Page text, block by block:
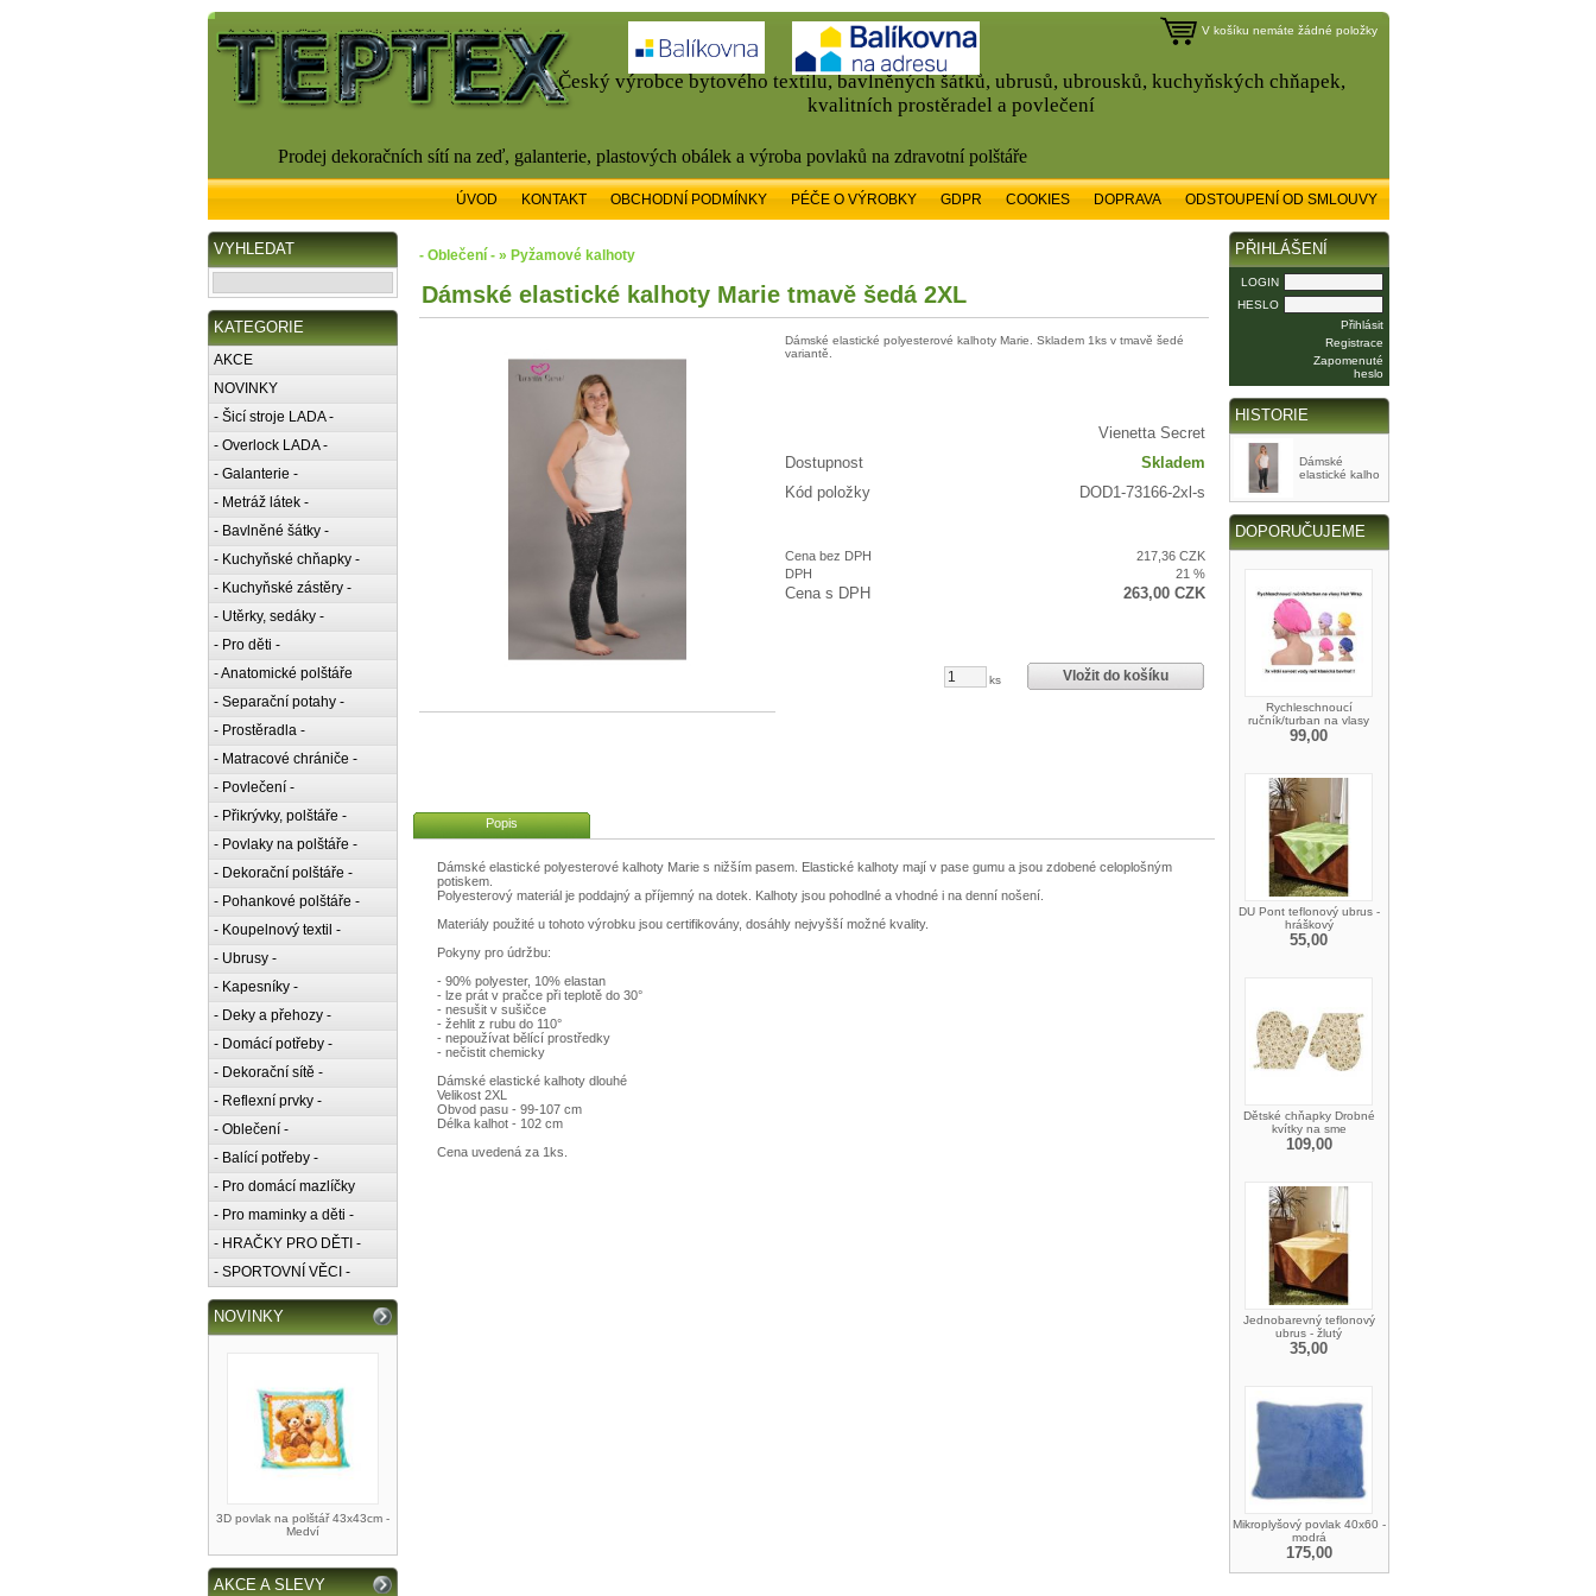
Český výrobce bytového textilu, bavlněných šátků, ubrusů, ubrousků, kuchyňských chňapek,
kvalitních prostěradel a povlečení
Prodej dekoračních sítí na zeď, galanterie, plastových obálek a výroba povlaků na zdravotní polštáře
V košíku nemáte žádné položky
ÚVOD KONTAKT OBCHODNÍ PODMÍNKY PÉČE O VÝROBKY GDPR COOKIES DOPRAVA ODSTOUPENÍ OD SMLOUVY
VYHLEDAT
KATEGORIE
AKCE
NOVINKY
- Šicí stroje LADA -
- Overlock LADA -
- Galanterie -
- Metráž látek -
- Bavlněné šátky -
- Kuchyňské chňapky -
- Kuchyňské zástěry -
- Utěrky, sedáky -
- Pro děti -
- Anatomické polštáře
- Separační potahy -
- Prostěradla -
- Matracové chrániče -
- Povlečení -
- Přikrývky, polštáře -
- Povlaky na polštáře -
- Dekorační polštáře -
- Pohankové polštáře -
- Koupelnový textil -
- Ubrusy -
- Kapesníky -
- Deky a přehozy -
- Domácí potřeby -
- Dekorační sítě -
- Reflexní prvky -
- Oblečení -
- Balící potřeby -
- Pro domácí mazlíčky
- Pro maminky a děti -
- HRAČKY PRO DĚTI -
- SPORTOVNÍ VĚCI -
NOVINKY
3D povlak na polštář 43x43cm -
Medví
AKCE A SLEVY
- Oblečení - » Pyžamové kalhoty
Dámské elastické kalhoty Marie tmavě šedá 2XL
Dámské elastické polyesterové kalhoty Marie. Skladem 1ks v tmavě šedé
variantě.
Vienetta Secret
Dostupnost
Skladem
Kód položky
DOD1-73166-2xl-s
Cena bez DPH
217,36 CZK
DPH
21 %
Cena s DPH 263,00 CZK
Vložit do košíku
ks
Popis
Dámské elastické polyesterové kalhoty Marie s nižším pasem. Elastické kalhoty mají v pase gumu a jsou zdobené celoplošným
potiskem.
Polyesterový materiál je poddajný a příjemný na dotek. Kalhoty jsou pohodlné a vhodné i na denní nošení.
Materiály použité u tohoto výrobku jsou certifikovány, dosáhly nejvyšší možné kvality.
Pokyny pro údržbu:
- 90% polyester, 10% elastan
- lze prát v pračce při teplotě do 30°
- nesušit v sušičce
- žehlit z rubu do 110°
- nepoužívat bělící prostředky
- nečistit chemicky
Dámské elastické kalhoty dlouhé
Velikost 2XL
Obvod pasu - 99-107 cm
Délka kalhot - 102 cm
Cena uvedená za 1ks.
PŘIHLÁŠENÍ
LOGIN
HESLO
Přihlásit
Registrace
Zapomenuté
heslo
HISTORIE
Dámské
elastické kalho
DOPORUČUJEME
Rychleschnoucí
ručník/turban na vlasy
99,00
DU Pont teflonový ubrus -
hráškový
55,00
Dětské chňapky Drobné
kvítky na sme
109,00
Jednobarevný teflonový
ubrus - žlutý
35,00
Mikroplyšový povlak 40x60 -
modrá
175,00